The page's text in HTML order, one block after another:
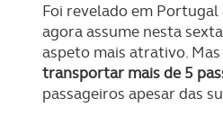
Foi revelado em Portugal
agora assume nesta
aspeto mais atrativo.
transportar mais de 5
passageiros apesar das